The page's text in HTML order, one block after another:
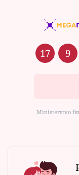
17 9
Ministerstvo